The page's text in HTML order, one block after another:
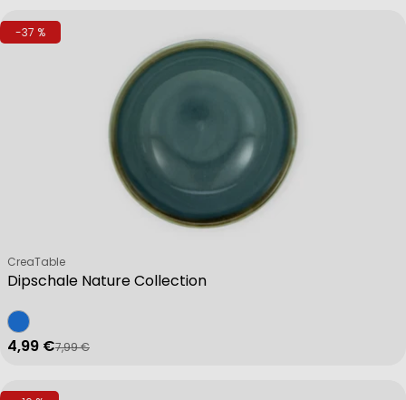
-37 %
Dipschale Nature Collection
Verkäufer:
CreaTable
Verkaufspreis
4,99 €
Regulärer Preis
7,99 €